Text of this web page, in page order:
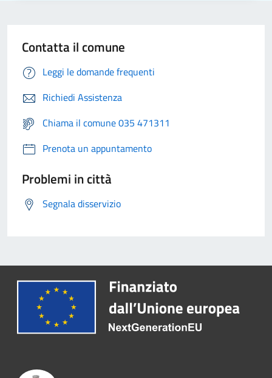
Contatta il comune
Leggi le domande frequenti
Richiedi Assistenza
Chiama il comune 035 471311
Prenota un appuntamento
Problemi in città
Segnala disservizio